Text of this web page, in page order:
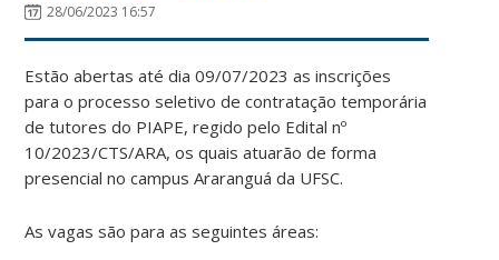
28/06/2023 16:57
Estão abertas até dia 09/07/2023 as inscrições
para o processo seletivo de contratação temporária
de tutores do PIAPE, regido pelo Edital nº
10/2023/CTS/ARA, os quais atuarão de forma
presencial no campus Araranguá da UFSC.
As vagas são para as seguintes áreas: